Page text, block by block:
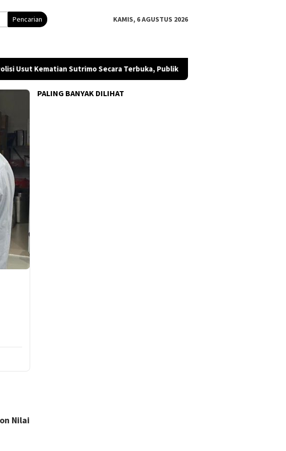
Pencarian KAMIS, 6 AGUSTUS 2026
Usut Kematian Sutrimo Secara Terbuka, Publik Diminta Mengawal
Nilai
PALING BANYAK DILIHAT